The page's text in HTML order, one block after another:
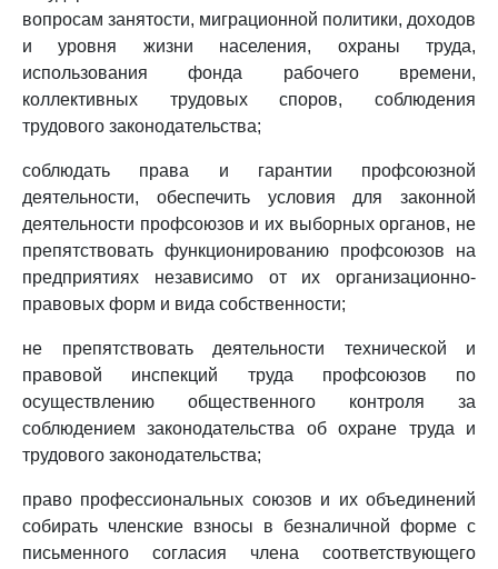
вопросам занятости, миграционной политики, доходов
и уровня жизни населения, охраны труда,
использования фонда рабочего времени,
коллективных трудовых споров, соблюдения
трудового законодательства;
соблюдать права и гарантии профсоюзной
деятельности, обеспечить условия для законной
деятельности профсоюзов и их выборных органов, не
препятствовать функционированию профсоюзов на
предприятиях независимо от их организационно-
правовых форм и вида собственности;
не препятствовать деятельности технической и
правовой инспекций труда профсоюзов по
осуществлению общественного контроля за
соблюдением законодательства об охране труда и
трудового законодательства;
право профессиональных союзов и их объединений
собирать членские взносы в безналичной форме с
письменного согласия члена соответствующего